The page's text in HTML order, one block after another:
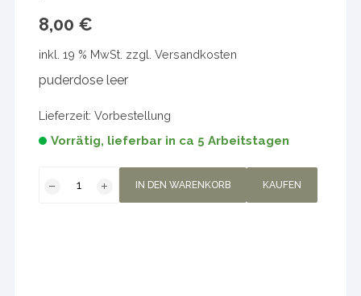
8,00 €
inkl. 19 % MwSt. zzgl.Versandkosten
puderdose leer
Lieferzeit:Vorbestellung
Vorrätig, lieferbar in ca 5 Arbeitstagen
IN DEN WARENKORB KAUFEN